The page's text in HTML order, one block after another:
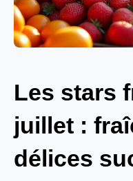
Les stars
juillet :
délices